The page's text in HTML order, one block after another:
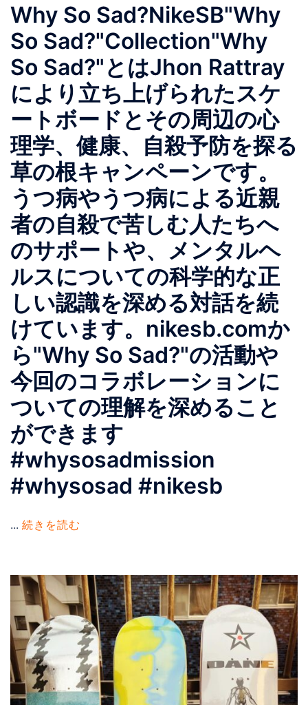
Why So Sad?NikeSB"Why
So Sad?"Collection"Why
So Sad?"とはJhon Rattray
により立ち上げられたスケ
ートボードとその周辺の心
理学、健康、自殺予防を探る
草の根キャンペーンです。
うつ病やうつ病による近親
者の自殺で苦しむ人たちへ
のサポートや、メンタルヘ
ルスについての科学的な正
しい認識を深める対話を続
けています。nikesb.comか
ら"Why So Sad?"の活動や
今回のコラボレーションに
ついての理解を深めること
ができます
#whysosadmission
#whysosad #nikesb
... 続きを読む